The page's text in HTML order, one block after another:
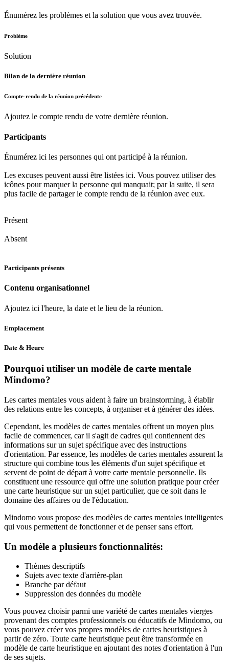
Énumérez les problèmes et la solution que vous avez trouvée.
Problème
Solution
Bilan de la dernière réunion
Compte-rendu de la réunion précédente
Ajoutez le compte rendu de votre dernière réunion.
Participants
Énumérez ici les personnes qui ont participé à la réunion.
Les excuses peuvent aussi être listées ici. Vous pouvez utiliser des
icônes pour marquer la personne qui manquait; par la suite, il sera
plus facile de partager le compte rendu de la réunion avec eux.
Présent
Absent
Participants présents
Contenu organisationnel
Ajoutez ici l'heure, la date et le lieu de la réunion.
Emplacement
Date & Heure
Pourquoi utiliser un modèle de carte mentale
Mindomo?
Les cartes mentales vous aident à faire un brainstorming, à établir
des relations entre les concepts, à organiser et à générer des idées.
Cependant, les modèles de cartes mentales offrent un moyen plus
facile de commencer, car il s'agit de cadres qui contiennent des
informations sur un sujet spécifique avec des instructions
d'orientation. Par essence, les modèles de cartes mentales assurent la
structure qui combine tous les éléments d'un sujet spécifique et
servent de point de départ à votre carte mentale personnelle. Ils
constituent une ressource qui offre une solution pratique pour créer
une carte heuristique sur un sujet particulier, que ce soit dans le
domaine des affaires ou de l'éducation.
Mindomo vous propose des modèles de cartes mentales intelligentes
qui vous permettent de fonctionner et de penser sans effort.
Un modèle a plusieurs fonctionnalités:
Thèmes descriptifs
Sujets avec texte d'arrière-plan
Branche par défaut
Suppression des données du modèle
Vous pouvez choisir parmi une variété de cartes mentales vierges
provenant des comptes professionnels ou éducatifs de Mindomo, ou
vous pouvez créer vos propres modèles de cartes heuristiques à
partir de zéro. Toute carte heuristique peut être transformée en
modèle de carte heuristique en ajoutant des notes d'orientation à l'un
de ses sujets.